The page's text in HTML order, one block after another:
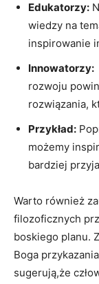
Edukatorzy:
wiedzy na
⁢inspirowanie
Innowatorzy:
rozwoju
rozwiązania,⁣
Przykład:
możemy⁣
bardziej
Warto ‌również
filozoficznych
boskiego ⁢planu.
Boga
sugerują,że